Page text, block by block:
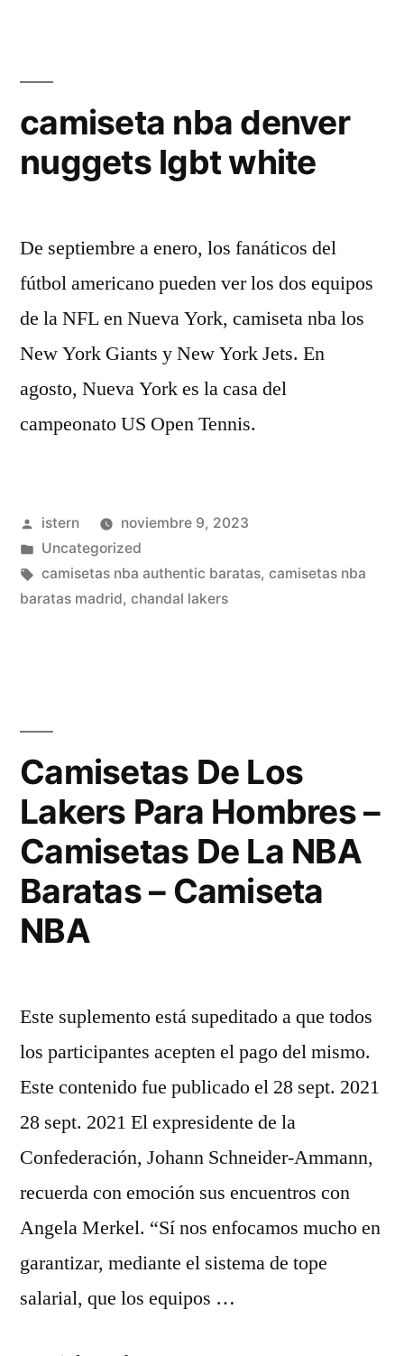
camiseta nba denver
nuggets lgbt white
De septiembre a enero, los fanáticos del
fútbol americano pueden ver los dos equipos
de la NFL en Nueva York, camiseta nba los
New York Giants y New York Jets. En
agosto, Nueva York es la casa del
campeonato US Open Tennis.
Publicado
por
istern
noviembre 9, 2023
Publicado
en
Uncategorized
Etiquetas:
camisetas nba authentic baratas, camisetas nba
baratas madrid, chandal lakers
Camisetas De Los
Lakers Para Hombres –
Camisetas De La NBA
Baratas – Camiseta
NBA
Este suplemento está supeditado a que todos
los participantes acepten el pago del mismo.
Este contenido fue publicado el 28 sept. 2021
28 sept. 2021 El expresidente de la
Confederación, Johann Schneider-Ammann,
recuerda con emoción sus encuentros con
Angela Merkel. “Sí nos enfocamos mucho en
garantizar, mediante el sistema de tope
salarial, que los equipos …